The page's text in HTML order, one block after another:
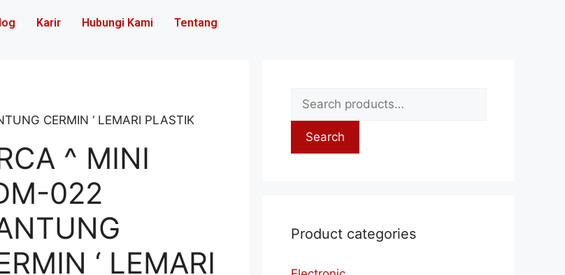
Karir Hubungi Kami Tentang
CERMIN ‘ LEMARI PLASTIK
^ MINI
022
‘ LEMARI
Search
Product categories